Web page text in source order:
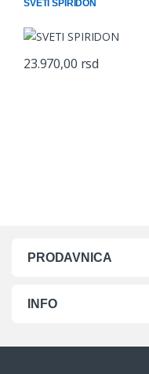
SVETI SPIRIDON
23.970,00 rsd
PRODAVNICA
INFO